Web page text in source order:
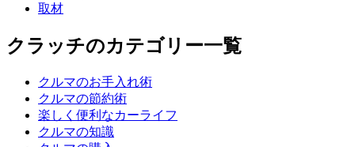
取材
クラッチのカテゴリー一覧
クルマのお手入れ術
クルマの節約術
楽しく便利なカーライフ
クルマの知識